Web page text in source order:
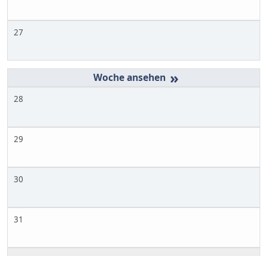
27
»
28
29
30
31